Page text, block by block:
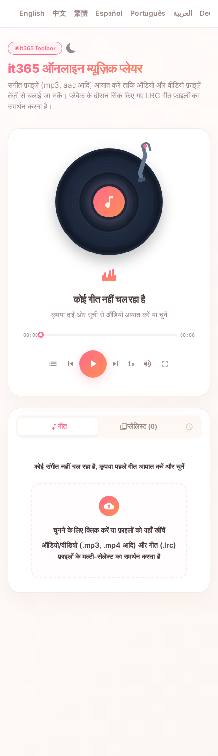
English 中文 繁體 Español Português العربية
it365 Toolbox
it365 ऑनलाइन म्यूज़िक प्लेयर
संगीत फ़ाइलें (mp3, aac आदि) आयात करें ताकि ऑडियो और वीडियो फ़ाइलें
तेज़ी से चलाई जा सकें। प्लेबैक के दौरान सिंक किए गए LRC गीत फ़ाइलों का
समर्थन करता है।
कोई गीत नहीं चल रहा है
कृपया दाईं ओर सूची से ऑडियो आयात करें या चुनें
00:00 00:00
1x
गीत प्लेलिस्ट (0)
कोई संगीत नहीं चल रहा है, कृपया पहले गीत आयात करें और चुनें
चुनने के लिए क्लिक करें या फ़ाइलों को यहाँ खींचें
ऑडियो/वीडियो (.mp3, .mp4 आदि) और गीत (.lrc)
फ़ाइलों के मल्टी-सेलेक्ट का समर्थन करता है